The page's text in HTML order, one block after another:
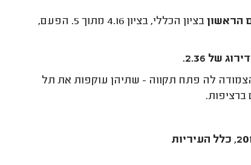
הראשון
בציון הכללי, בציון 4.16 מתוך 5. הפעם,
הצמודה לה פתח תקווה - שתיהן עוקפות את תל